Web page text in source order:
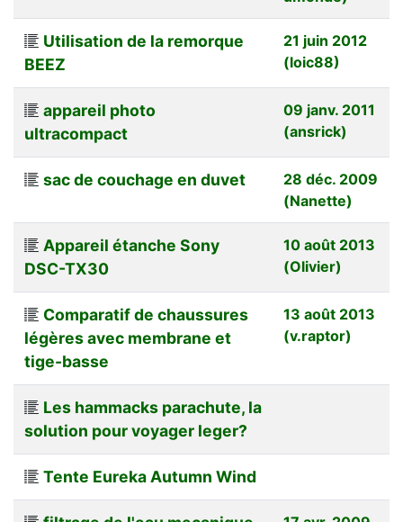
Utilisation de la remorque
BEEZ
21 juin 2012
(loic88)
appareil photo
ultracompact
09 janv. 2011
(ansrick)
sac de couchage en duvet
28 déc. 2009
(Nanette)
Appareil étanche Sony
DSC-TX30
10 août 2013
(Olivier)
Comparatif de chaussures
légères avec membrane et
tige-basse
13 août 2013
(v.raptor)
Les hammacks parachute, la
solution pour voyager leger?
Tente Eureka Autumn Wind